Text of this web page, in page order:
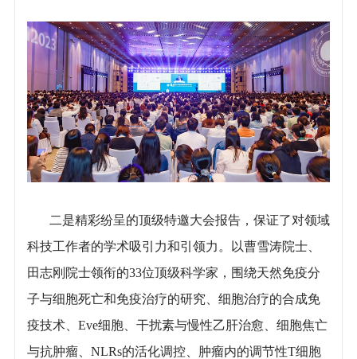
二是精彩纷呈的顶级特邀大会报告，保证了对领域
科技工作者的学术吸引力和引领力。以曹雪涛院士、
田志刚院士领衔的33位顶级科学家，围绕天然免疫分
子与细胞死亡和免疫治疗的研究、细胞治疗的合成免
疫技术、Eve细胞、干扰素与慢性乙肝治愈、细胞焦亡
与抗肿瘤、NLRs的活化调控、肿瘤内的调节性T细胞